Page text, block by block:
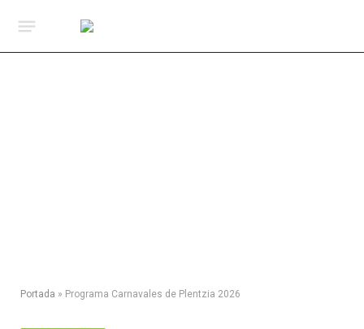
Portada » Programa Carnavales de Plentzia 2026